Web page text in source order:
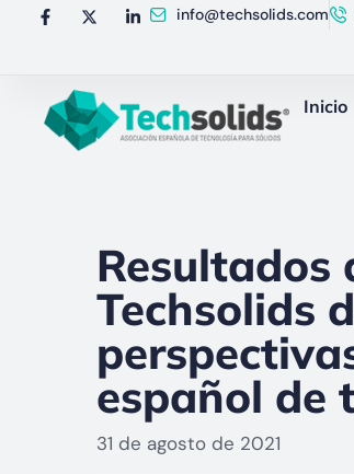
info@techsolids.com
Inicio
Resultados
Techsolids
español de
31 de agosto de 2021